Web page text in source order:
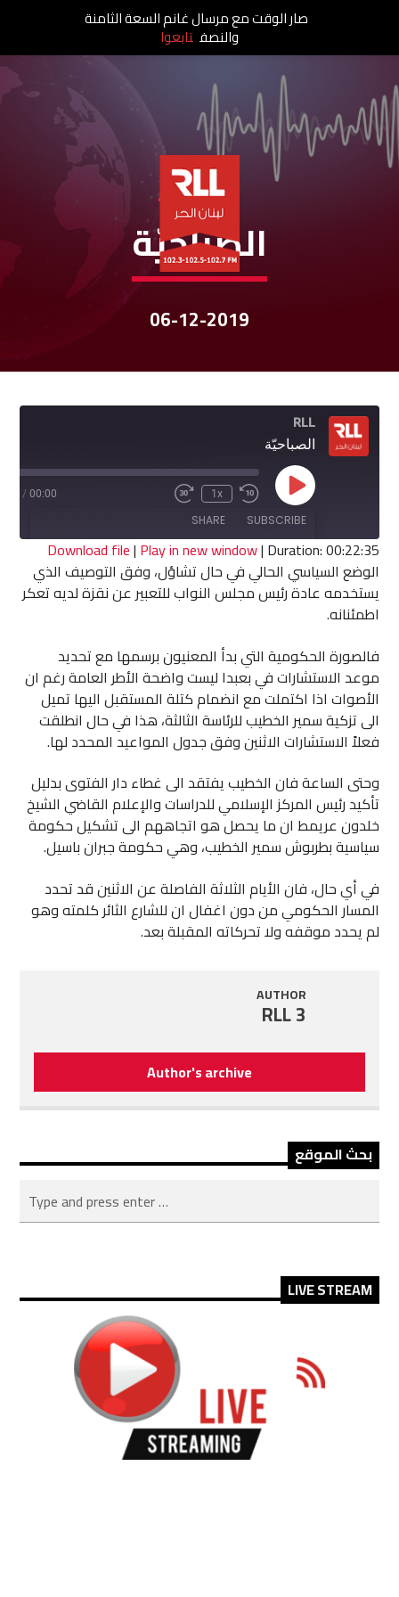
نشرات الأخبار
الصباحيّة
06-12-2019
RLL
الصباحيّة
Play
Episode
Rewind
10
Seconds
1x
Fast
seconds
00:00
/
SUBSCRIBE
SHARE
RSS FEED
SHARE
LINK
EMBED
Download file| Play in new window| Duration: 00:22:35
الوضع السياسي الحالي في حال تشاؤل، وفق التوصيف الذي
يستخدمه عادة رئيس مجلس النواب للتعبير عن نقزة لديه تعكر
اطمئنانه.
فالصورة الحكومية التي بدأ المعنيون برسمها مع تحديد
موعد الاستشارات في بعبدا ليست واضحة الأطر العامة رغم ان
الأصوات اذا اكتملت مع انضمام كتلة المستقبل اليها تميل
الى تزكية سمير الخطيب للرئاسة الثالثة، هذا في حال انطلقت
فعلاً الاستشارات الاثنين وفق جدول المواعيد المحدد لها.
وحتى الساعة فان الخطيب يفتقد الى غطاء دار الفتوى بدليل
تأكيد رئيس المركز الإسلامي للدراسات والإعلام القاضي الشيخ
خلدون عريمط ان ما يحصل هو اتجاههم الى تشكيل حكومة
سياسية بطربوش سمير الخطيب، وهي حكومة جبران باسيل.
في أي حال، فان الأيام الثلاثة الفاصلة عن الاثنين قد تحدد
المسار الحكومي من دون اغفال ان للشارع الثائر كلمته وهو
لم يحدد موقفه ولا تحركاته المقبلة بعد.
AUTHOR
RLL 3
Author's archive
بحث الموقع
LIVE STREAM
صار الوقت مع مرسال غانم السعة الثامنة
والنصف تابعوا